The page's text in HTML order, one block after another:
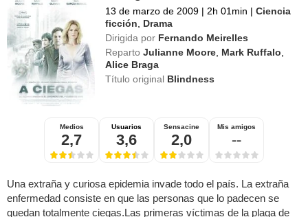
13 de marzo de 2009 | 2h 01min | Ciencia
ficción
Drama
Dirigida por Fernando Meirelles
Reparto Julianne Moore Mark Ruffalo
Alice Braga
Título original Blindness
Medios
2,7
Usuarios
3,6
Sensacine
2,0
Mis amigos
--
Una extraña y curiosa epidemia invade todo el país. La extraña
enfermedad consiste en que las personas que lo padecen se
quedan totalmente ciegas.Las primeras víctimas de la plaga de